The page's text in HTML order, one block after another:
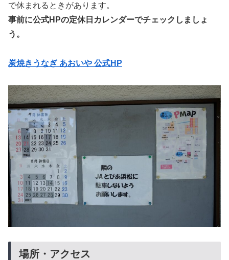
で休まれるときがあります。
事前に公式HPの定休日カレンダーでチェックしましょ
う。
炭焼きうなぎ あおいや 公式HP
場所・アクセス